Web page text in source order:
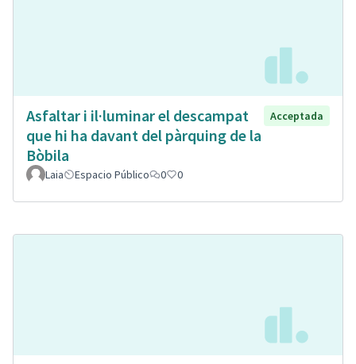
Asfaltar i il·luminar el descampat
que hi ha davant del pàrquing de la
Bòbila
Acceptada
Laia Espacio Público 0 0